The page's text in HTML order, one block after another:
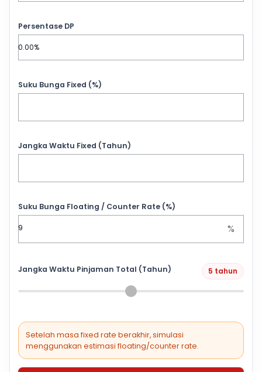
Persentase DP
Suku Bunga Fixed (%)
Jangka Waktu Fixed (Tahun)
Suku Bunga Floating / Counter Rate (%)
%
Jangka Waktu Pinjaman Total (Tahun) 5 tahun
Setelah masa fixed rate berakhir, simulasi
menggunakan estimasi floating/counter rate.